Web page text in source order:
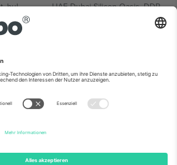
bul
UAE Dubai Silicon Oasis, DDP
Building A1, Office 302, Dubai,
Plattformanbieters kann je nach
auf der jeweiligen Veranstaltungsseite, im